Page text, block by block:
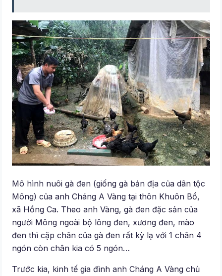
Mô hình nuôi gà đen (giống gà bản địa của dân tộc
Mông) của anh Cháng A Vàng tại thôn Khuôn Bổ,
xã Hồng Ca. Theo anh Vàng, gà đen đặc sản của
người Mông ngoài bộ lông đen, xương đen, mào
đen thì cặp chân của gà đen rất kỳ lạ với 1 chân 4
ngón còn chân kia có 5 ngón…
Trước kia, kinh tế gia đình anh Cháng A Vàng chủ